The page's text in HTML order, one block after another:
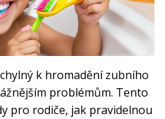
k hromadění zubního
problémům. Tento
pro rodiče, jak pravidelnou